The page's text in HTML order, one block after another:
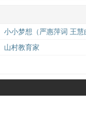
小小梦想（严惠萍词 王慧
山村教育家